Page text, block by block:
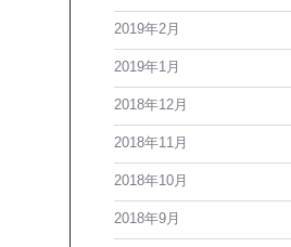
2019年2月
2019年1月
2018年12月
2018年11月
2018年10月
2018年9月